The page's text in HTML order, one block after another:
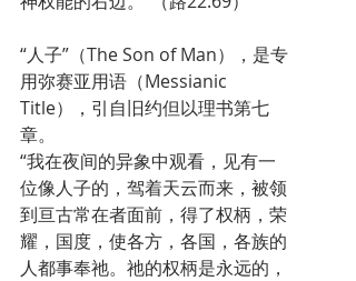
“人子”（The Son of Man），是专
用弥赛亚用语（Messianic
Title），引自旧约但以理书第七
章。
“我在夜间的异象中观看，见有一
位像人子的，驾着天云而来，被领
到亘古常在者面前，得了权柄，荣
耀，国度，使各方，各国，各族的
人都事奉祂。祂的权柄是永远的，